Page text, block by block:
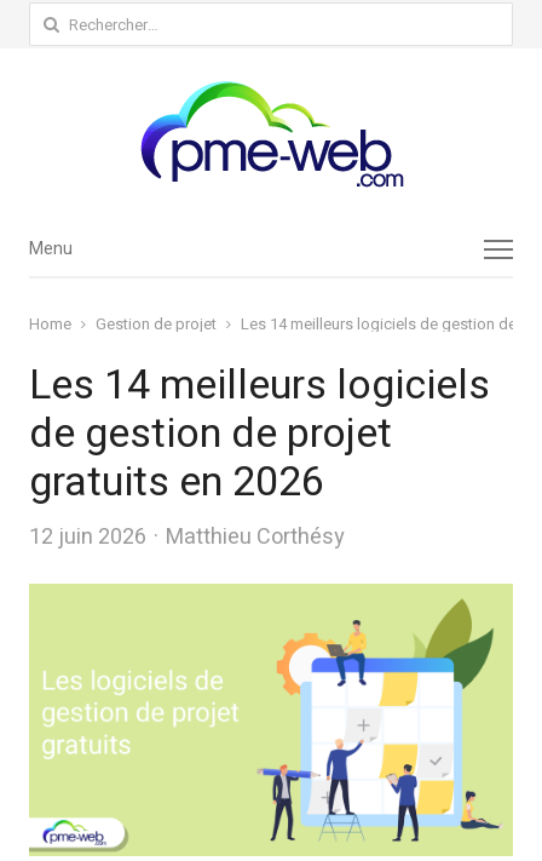
Rechercher :
Menu
Menu
Home Gestion de projet Les 14 meilleurs logiciels de gestion de
Les 14 meilleurs logiciels
de gestion de projet
gratuits en 2026
12 juin 2026 Author
Matthieu Corthésy